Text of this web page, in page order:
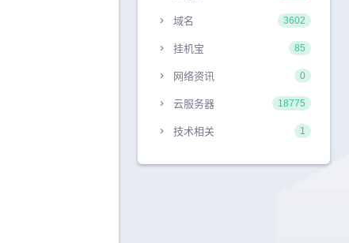
域名 3602
挂机宝 85
网络资讯 0
云服务器 18775
技术相关 1